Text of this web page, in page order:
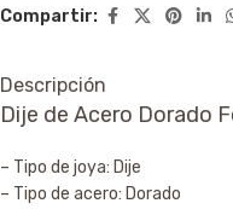
Compartir:
Descripción
Dije de Acero Dorado
– Tipo de joya: Dije
– Tipo de acero: Dorado